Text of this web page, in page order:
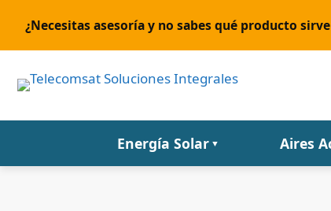
¿Necesitas asesoría y no sabes qué producto
Energía Solar ▼ Aires